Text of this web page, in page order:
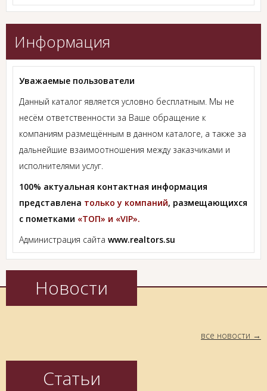
Информация
Уважаемые пользователи
Данный каталог является условно бесплатным. Мы не
несём ответственности за Ваше обращение к
компаниям размещённым в данном каталоге, а также за
дальнейшие взаимоотношения между заказчиками и
исполнителями услуг.
100% актуальная контактная информация
представлена только у компаний, размещающихся
с пометками «ТОП» и «VIP».
Администрация сайта www.realtors.su
Новости
все новости
Статьи